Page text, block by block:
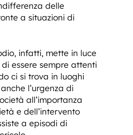
delle
a situazioni di
infatti, mette in luce
di essere sempre attenti
ci si trova in luoghi
l’urgenza di
all’importanza
e dell’intervento
a episodi di